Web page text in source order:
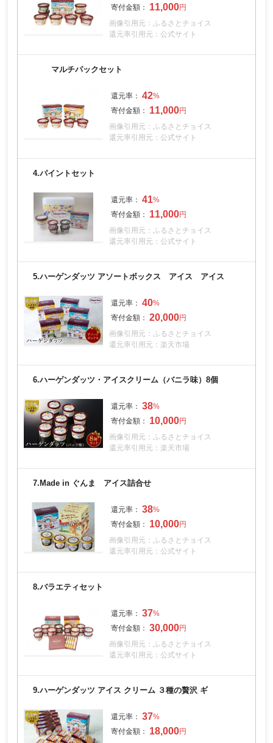
11,000
画像引用元：ふるさとチョイス
還元率引用元：公式サイト
マルチパックセット
42
11,000
画像引用元：ふるさとチョイス
還元率引用元：公式サイト
4.パイントセット
41
11,000
画像引用元：ふるさとチョイス
還元率引用元：公式サイト
5.ハーゲンダッツ アソートボックス アイス アイス
40
20,000
画像引用元：ふるさとチョイス
還元率引用元：楽天市場
6.ハーゲンダッツ・アイスクリーム（バニラ味）8個
38
10,000
画像引用元：ふるさとチョイス
還元率引用元：楽天市場
7. Made in ぐんま アイス詰合せ
38
10,000
画像引用元：ふるさとチョイス
還元率引用元：公式サイト
8.バラエティセット
37
30,000
画像引用元：ふるさとチョイス
還元率引用元：公式サイト
9.ハーゲンダッツ アイス クリーム ３種の贅沢 ギ
37
18,000